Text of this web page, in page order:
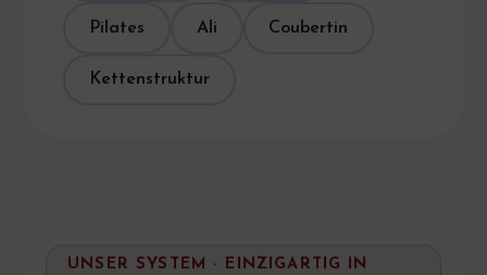
Pilates Ali Coubertin
Kettenstruktur
UNSER SYSTEM · EINZIGARTIG IN